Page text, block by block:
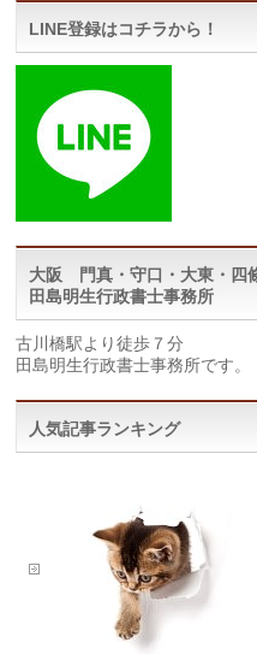
LINE登録はコチラから！
大阪 門真・守口・大東・四
田島明生行政書士事務所
古川橋駅より徒歩７分
田島明生行政書士事務所です。
人気記事ランキング